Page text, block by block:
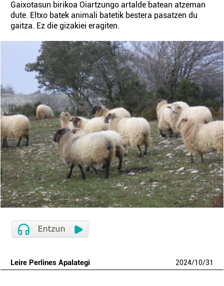
Gaixotasun birikoa Oiartzungo artalde batean atzeman
dute. Eltxo batek animali batetik bestera pasatzen du
gaitza. Ez die gizakiei eragiten.
Leire Perlines Apalategi 2024/10/31